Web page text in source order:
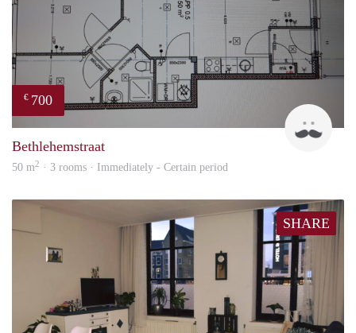
€ 700
Bethlehemstraat
50 m2 · 3 rooms · Immediately - Certain period
SHARE